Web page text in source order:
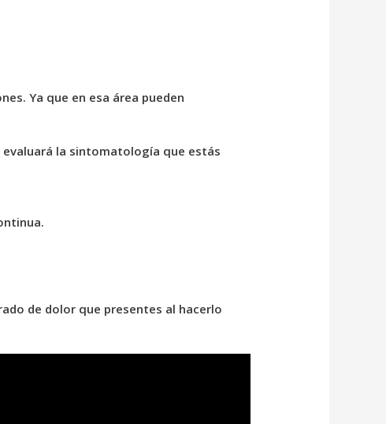
Ya que en esa área pueden
la sintomatología que estás
de dolor que presentes al hacerlo